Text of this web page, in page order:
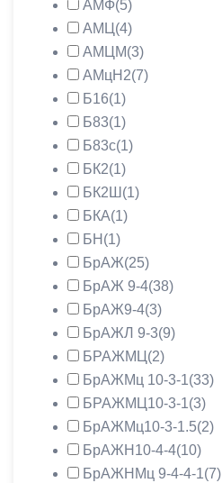
АМФ(5)
АМЦ (4)
АМЦМ(3)
АМцН2(7)
Б16(1)
Б83(1)
Б83с(1)
БК2(1)
БК2Ш (1)
БКА(1)
БН (1)
БрАЖ(25)
БрАЖ 9-4(38)
БрАЖ9-4(3)
БрАЖЛ 9-3(9)
БРАЖМЦ (2)
БрАЖМц 10-3-1(33)
БРАЖМЦ10-3-1(3)
БрАЖМц10-3-1.5(2)
БрАЖН10-4-4(10)
БрАЖНМц 9-4-4-1(7)